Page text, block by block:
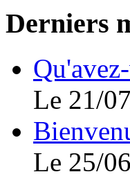
Derniers
Le 21/
Le 25/